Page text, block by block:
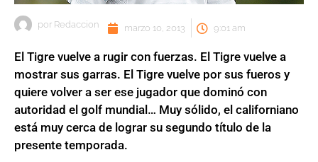
por Redaccion marzo 10, 2013 9:01 am
El Tigre vuelve a rugir con fuerzas. El Tigre vuelve a
mostrar sus garras. El Tigre vuelve por sus fueros y
quiere volver a ser ese jugador que dominó con
autoridad el golf mundial… Muy sólido, el californiano
está muy cerca de lograr su segundo título de la
presente temporada.